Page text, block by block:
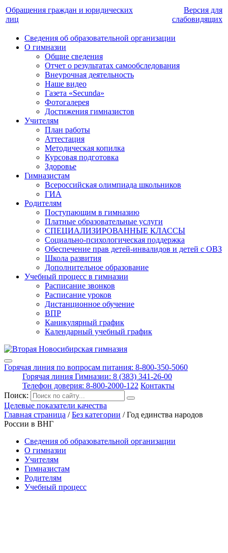
Обращения граждан и юридических
лиц
Версия для
слабовидящих
Сведения об образовательной организации
О гимназии
Общие сведения
Отчет о результатах самообследования
Внеурочная деятельность
Наше видео
Газета «Secunda»
Фотогалерея
Достижения гимназистов
Учителям
План работы
Аттестация
Методическая копилка
Курсовая подготовка
Здоровье
Гимназистам
Всероссийская олимпиада школьников
ГИА
Родителям
Поступающим в гимназию
Платные образовательные услуги
СПЕЦИАЛИЗИРОВАННЫЕ КЛАССЫ
Социально-психологическая поддержка
Обеспечение прав детей-инвалидов и детей с ОВЗ
Школа развития
Дополнительное образование
Учебный процесс в гимназии
Расписание звонков
Расписание уроков
Дистанционное обучение
ВПР
Каникулярный график
Календарный учебный график
Горячая линия по вопросам питания: 8-800-350-5060
Горячая линия Гимназии: 8 (383) 341-26-00
Телефон доверия: 8-800-2000-122 Контакты
Поиск:
Целевые показатели качества
Главная страница /Без категории /Год единства народов
России в ВНГ
Сведения об образовательной организации
О гимназии
Учителям
Гимназистам
Родителям
Учебный процесс